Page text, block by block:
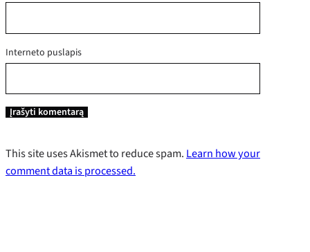
Interneto puslapis
This site uses Akismet to reduce spam. Learn how your
comment data is processed.